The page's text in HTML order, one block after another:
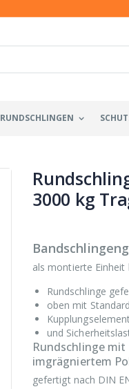
RUNDSCHLINGEN
3000 kg
als montierte Einheit
Rundschlinge
oben mit
und
Rundschlinge
imgrägniertem
gefertigt nach DIN